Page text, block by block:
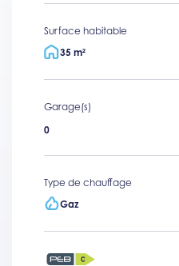
Surface habitable
35 m²
Garage(s)
0
Type de chauffage
Gaz